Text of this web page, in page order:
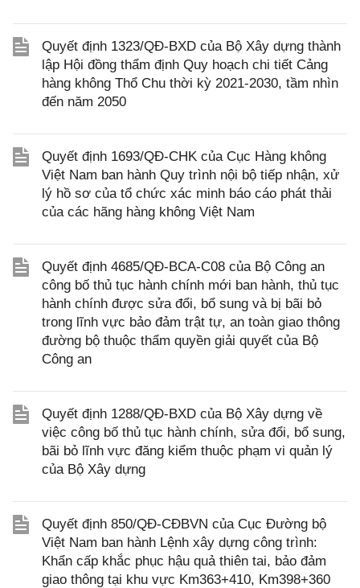
Quyết định 1323/QĐ-BXD của Bộ Xây dựng thành
lập Hội đồng thẩm định Quy hoạch chi tiết Cảng
hàng không Thổ Chu thời kỳ 2021-2030, tầm nhìn
đến năm 2050
Quyết định 1693/QĐ-CHK của Cục Hàng không
Việt Nam ban hành Quy trình nội bộ tiếp nhận, xử
lý hồ sơ của tổ chức xác minh báo cáo phát thải
của các hãng hàng không Việt Nam
Quyết định 4685/QĐ-BCA-C08 của Bộ Công an
công bố thủ tục hành chính mới ban hành, thủ tục
hành chính được sửa đổi, bổ sung và bị bãi bỏ
trong lĩnh vực bảo đảm trật tự, an toàn giao thông
đường bộ thuộc thẩm quyền giải quyết của Bộ
Công an
Quyết định 1288/QĐ-BXD của Bộ Xây dựng về
việc công bố thủ tục hành chính, sửa đổi, bổ sung,
bãi bỏ lĩnh vực đăng kiểm thuộc phạm vi quản lý
của Bộ Xây dựng
Quyết định 850/QĐ-CĐBVN của Cục Đường bộ
Việt Nam ban hành Lệnh xây dựng công trình:
Khẩn cấp khắc phục hậu quả thiên tai, bảo đảm
giao thông tại khu vực Km363+410, Km398+360